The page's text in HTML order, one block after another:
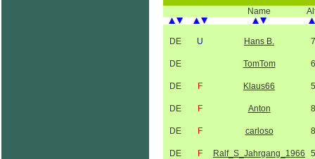
Name
DE U Hans B.
DE TomTom
DE F Klaus66
DE F Anton
DE F carloso
DE F Ralf_S_Jahrgang_1966